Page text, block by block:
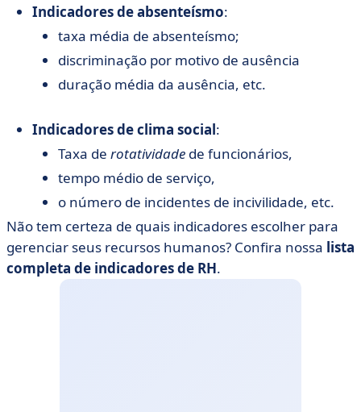
Indicadores de absenteísmo:
taxa média de absenteísmo;
discriminação por motivo de ausência
duração média da ausência, etc.
Indicadores de clima social:
Taxa de rotatividade de funcionários,
tempo médio de serviço,
o número de incidentes de incivilidade, etc.
Não tem certeza de quais indicadores escolher para
gerenciar seus recursos humanos? Confira nossa lista
completa de indicadores de RH.